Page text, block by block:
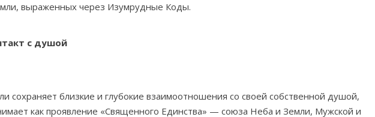
выраженных через Изумрудные Коды.
с душой
сохраняет близкие и глубокие взаимоотношения со своей собственной душой,
как проявление «Священного Единства» — союза Неба и Земли, Мужской и